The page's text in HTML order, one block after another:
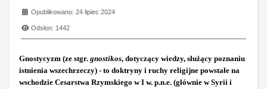
Opublikowano: 24 lipiec 2024
Odsłon: 1442
Gnostycyzm (ze stgr. gnostikos, dotyczący wiedzy, służący poznaniu
istnienia wszechrzeczy) - to doktryny i ruchy religijne powstałe na
wschodzie Cesarstwa Rzymskiego w I w. p.n.e. (głównie w Syrii i